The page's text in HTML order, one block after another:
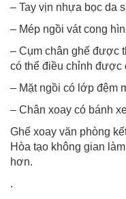
– Tay vịn nhựa bọc da
– Mép ngồi vát cong
– Cụm chân ghế được
có thể điều chỉnh được
– Mặt ngồi có lớp đệm
– Chân xoay có bánh
Ghế xoay văn phòng
Hòa tạo không gian
hơn.
.